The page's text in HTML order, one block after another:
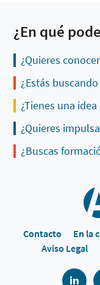
¿En qué
¿Quieres
¿Estás
¿Tienes una
¿Quieres
¿Buscas
Contacto En la
Aviso Legal